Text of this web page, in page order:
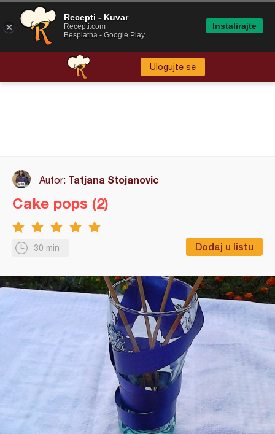
Ulogujte se
Autor: Tatjana Stojanovic
30 min Dodaj u listu
Cake pops (2)
Recepti - Kuvar
Recepti.com
Besplatna - Google Play
Instalirajte